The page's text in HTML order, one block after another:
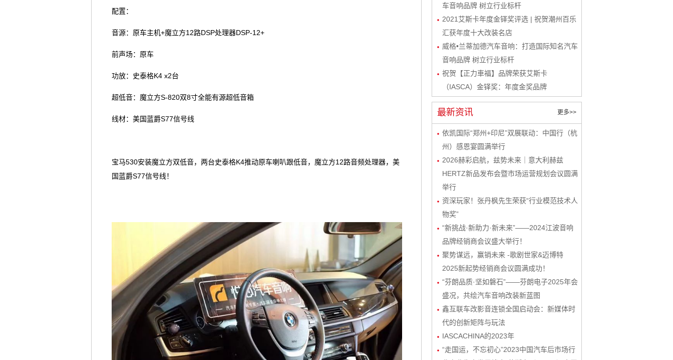
配置：
音源：原车主机+魔立方12路DSP处理器DSP-12+
前声场：原车
功放：史泰格K4 x2台
超低音：魔立方S-820双8寸全能有源超低音箱
线材：美国蓝爵S77信号线
宝马530安装魔立方双低音，两台史泰格K4推动原车喇叭跟低音，魔立方12路音频处理器，美
国蓝爵S77信号线！
车音响品牌 树立行业标杆
2021艾斯卡年度金铎奖评选 | 祝贺潮州百乐
汇获年度十大改装名店
威格•兰蒂加德汽车音响：打造国际知名汽车
音响品牌 树立行业标杆
祝贺【正力車福】品牌荣获艾斯卡
（IASCA）金铎奖：年度金奖品牌
最新资讯 更多>>
依凯国际“郑州+印尼”双展联动：中国行（杭
州）感恩宴圆满举行
2026赫彩启航，兹势未来｜意大利赫兹
HERTZ新品发布会暨市场运营规划会议圆满
举行
资深玩家！张丹枫先生荣获“行业模范技术人
物奖”
“新挑战·新助力·新未来”——2024江波音响
品牌经销商会议盛大举行！
聚势谋远，赢销未来 -歌剧世家&迈博特
2025新起势经销商会议圆满成功！
“芬朗品质·坚如磐石”——芬朗电子2025年会
盛况，共绘汽车音响改装新蓝图
鑫互联车改影音连锁全国启动会：新媒体时
代的创新矩阵与玩法
IASCACHINA的2023年
“走国运，不忘初心”2023中国汽车后市场行